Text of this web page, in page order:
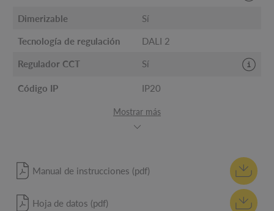
Dimerizable Sí
Tecnología de regulación DALI 2
Regulador CCT Sí
Código IP IP20
Mostrar más
Manual de instrucciones (pdf)
Hoja de datos (pdf)